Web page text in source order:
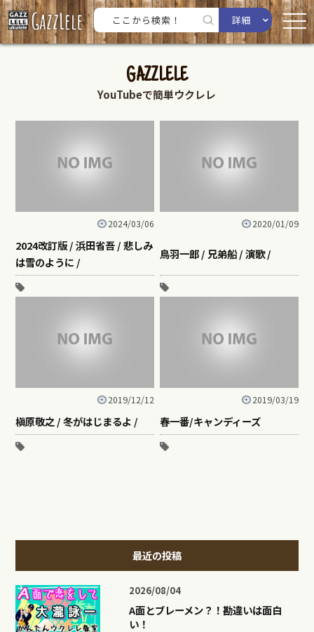
詳細
GAZZLELE
YouTubeで簡単ウクレレ
2024/03/06
2024改訂版 / 浜田省吾 / 悲しみ
は雪のように /
2020/01/09
鳥羽一郎 / 兄弟船 / 演歌 /
2019/12/12
槇原敬之 / 冬がはじまるよ /
2019/03/19
春一番/キャンディーズ
最近の投稿
2026/08/04
A面とブレーメン？！勘違いは面白
い！